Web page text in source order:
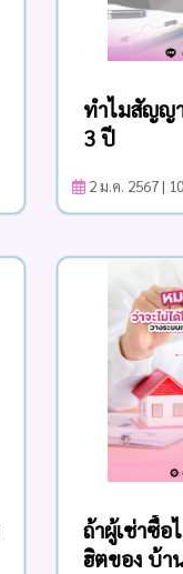
ทำไมสัญญ
3 ปี
2 ม.ค. 2567 |
ถ้าผู้เช่าซื้อ
ฮิตของ บ้า